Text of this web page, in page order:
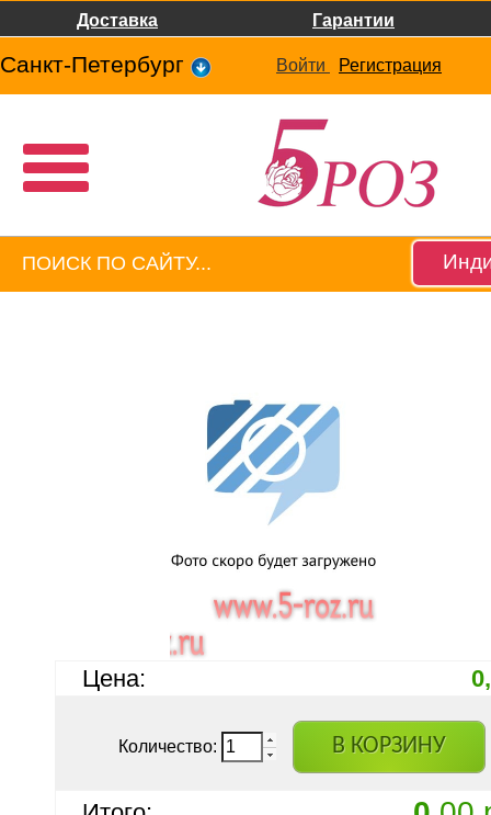
Доставка Гарантии
Санкт-Петербург Войти Регистрация
Цена:
Количество: В КОРЗИНУ